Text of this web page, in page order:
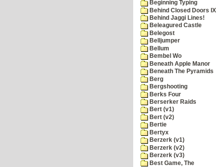
Beginning Typing
Behind Closed Doors IX
Behind Jaggi Lines!
Beleagured Castle
Belegost
Belljumper
Bellum
Bembel Wo
Beneath Apple Manor
Beneath The Pyramids
Berg
Bergshooting
Berks Four
Berserker Raids
Bert (v1)
Bert (v2)
Bertie
Bertyx
Berzerk (v1)
Berzerk (v2)
Berzerk (v3)
Best Game, The